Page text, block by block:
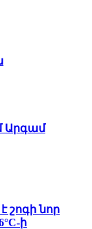
Արգամ
նոր
ի